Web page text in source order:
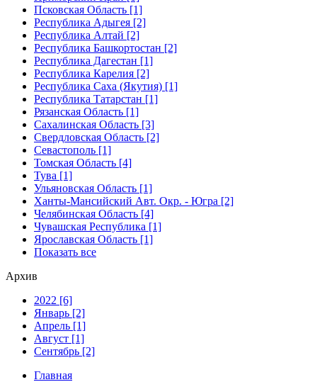
Псковская Область [1]
Республика Адыгея [2]
Республика Алтай [2]
Республика Башкортостан [2]
Республика Дагестан [1]
Республика Карелия [2]
Республика Саха (Якутия) [1]
Республика Татарстан [1]
Рязанская Область [1]
Сахалинская Область [3]
Свердловская Область [2]
Севастополь [1]
Томская Область [4]
Тува [1]
Ульяновская Область [1]
Ханты-Мансийский Авт. Окр. - Югра [2]
Челябинская Область [4]
Чувашская Республика [1]
Ярославская Область [1]
Показать все
Архив
2022 [6]
Январь [2]
Апрель [1]
Август [1]
Сентябрь [2]
Главная